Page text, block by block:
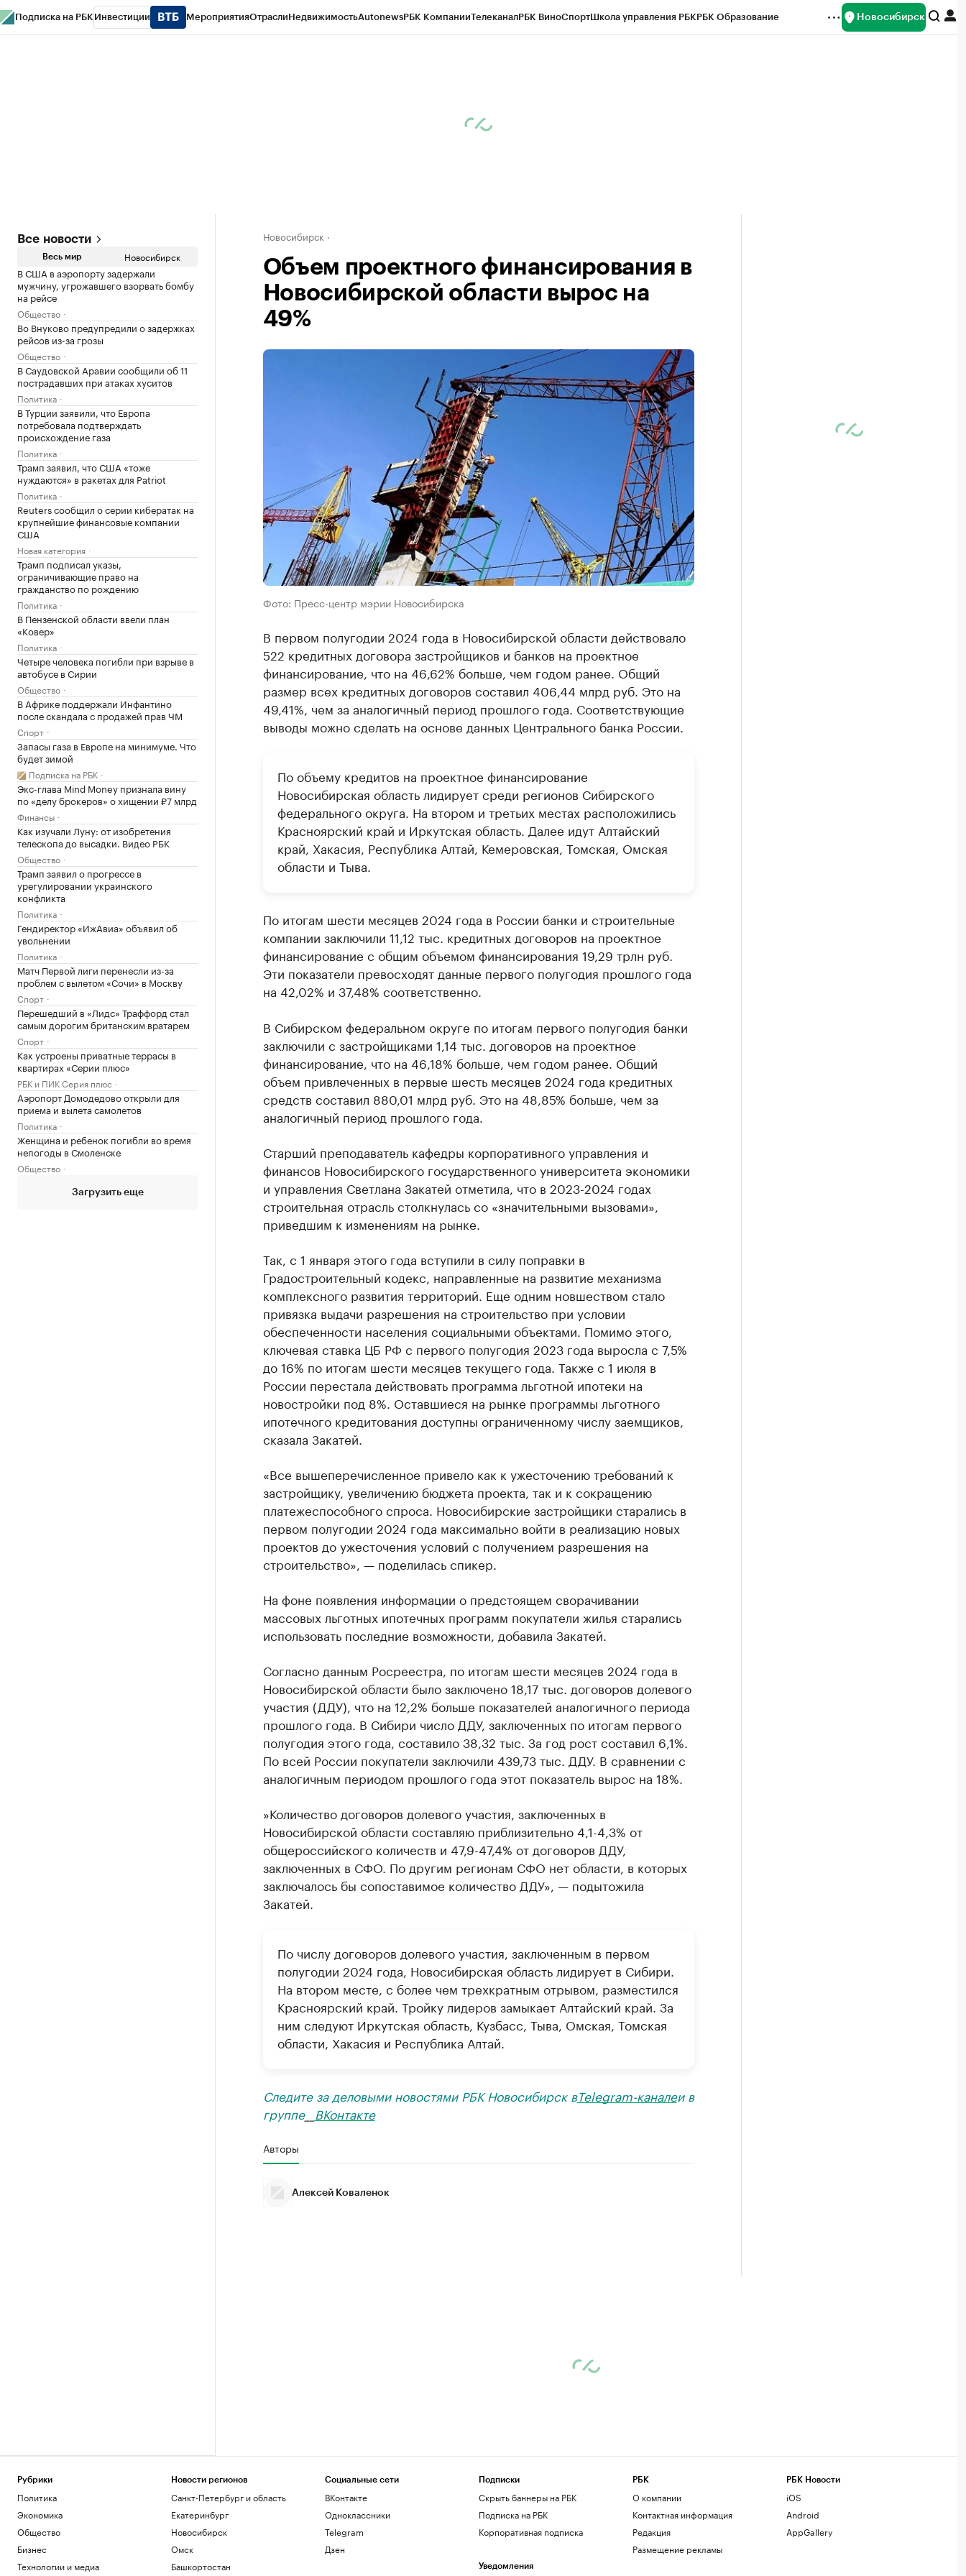
Подписка на РБК Инвестиции МероприятияОтраслиНедвижимостьAutonewsРБК КомпанииТелеканалРБК ВиноСпортШкола управления РБКРБК Образование Новосибирск
Все новости
Весь мир Новосибирск
В США в аэропорту задержали
мужчину, угрожавшего взорвать бомбу
на рейсе
Общество
Во Внуково предупредили о задержках
рейсов из-за грозы
Общество
В Саудовской Аравии сообщили об 11
пострадавших при атаках хуситов
Политика
В Турции заявили, что Европа
потребовала подтверждать
происхождение газа
Политика
Трамп заявил, что США «тоже
нуждаются» в ракетах для Patriot
Политика
Reuters сообщил о серии кибератак на
крупнейшие финансовые компании
США
Новая категория
Трамп подписал указы,
ограничивающие право на
гражданство по рождению
Политика
В Пензенской области ввели план
«Ковер»
Политика
Четыре человека погибли при взрыве в
автобусе в Сирии
Общество
В Африке поддержали Инфантино
после скандала с продажей прав ЧМ
Спорт
Запасы газа в Европе на минимуме. Что
будет зимой
Подписка на РБК
Экс-глава Mind Money признала вину
по «делу брокеров» о хищении ₽7 млрд
Финансы
Как изучали Луну: от изобретения
телескопа до высадки. Видео РБК
Общество
Трамп заявил о прогрессе в
урегулировании украинского
конфликта
Политика
Гендиректор «ИжАвиа» объявил об
увольнении
Политика
Матч Первой лиги перенесли из-за
проблем с вылетом «Сочи» в Москву
Спорт
Перешедший в «Лидс» Траффорд стал
самым дорогим британским вратарем
Спорт
Как устроены приватные террасы в
квартирах «Серии плюс»
РБК и ПИК Серия плюс
Аэропорт Домодедово открыли для
приема и вылета самолетов
Политика
Женщина и ребенок погибли во время
непогоды в Смоленске
Общество
Загрузить еще
Новосибирск
Объем проектного финансирования в
Новосибирской области вырос на
49%
Фото: Пресс-центр мэрии Новосибирска
В первом полугодии 2024 года в Новосибирской области действовало
522 кредитных договора застройщиков и банков на проектное
финансирование, что на 46,62% больше, чем годом ранее. Общий
размер всех кредитных договоров составил 406,44 млрд руб. Это на
49,41%, чем за аналогичный период прошлого года. Соответствующие
выводы можно сделать на основе данных Центрального банка России.
По объему кредитов на проектное финансирование
Новосибирская область лидирует среди регионов Сибирского
федерального округа. На втором и третьих местах расположились
Красноярский край и Иркутская область. Далее идут Алтайский
край, Хакасия, Республика Алтай, Кемеровская, Томская, Омская
области и Тыва.
По итогам шести месяцев 2024 года в России банки и строительные
компании заключили 11,12 тыс. кредитных договоров на проектное
финансирование с общим объемом финансирования 19,29 трлн руб.
Эти показатели превосходят данные первого полугодия прошлого года
на 42,02% и 37,48% соответственно.
В Сибирском федеральном округе по итогам первого полугодия банки
заключили с застройщиками 1,14 тыс. договоров на проектное
финансирование, что на 46,18% больше, чем годом ранее. Общий
объем привлеченных в первые шесть месяцев 2024 года кредитных
средств составил 880,01 млрд руб. Это на 48,85% больше, чем за
аналогичный период прошлого года.
Старший преподаватель кафедры корпоративного управления и
финансов Новосибирского государственного университета экономики
и управления Светлана Закатей отметила, что в 2023-2024 годах
строительная отрасль столкнулась со «значительными вызовами»,
приведшим к изменениям на рынке.
Так, с 1 января этого года вступили в силу поправки в
Градостроительный кодекс, направленные на развитие механизма
комплексного развития территорий. Еще одним новшеством стало
привязка выдачи разрешения на строительство при условии
обеспеченности населения социальными объектами. Помимо этого,
ключевая ставка ЦБ РФ с первого полугодия 2023 года выросла с 7,5%
до 16% по итогам шести месяцев текущего года. Также с 1 июля в
России перестала действовать программа льготной ипотеки на
новостройки под 8%. Оставшиеся на рынке программы льготного
ипотечного кредитования доступны ограниченному числу заемщиков,
сказала Закатей.
«Все вышеперечисленное привело как к ужесточению требований к
застройщику, увеличению бюджета проекта, так и к сокращению
платежеспособного спроса. Новосибирские застройщики старались в
первом полугодии 2024 года максимально войти в реализацию новых
проектов до ужесточения условий с получением разрешения на
строительство», — поделилась спикер.
На фоне появления информации о предстоящем сворачивании
массовых льготных ипотечных программ покупатели жилья старались
использовать последние возможности, добавила Закатей.
Согласно данным Росреестра, по итогам шести месяцев 2024 года в
Новосибирской области было заключено 18,17 тыс. договоров долевого
участия (ДДУ), что на 12,2% больше показателей аналогичного периода
прошлого года. В Сибири число ДДУ, заключенных по итогам первого
полугодия этого года, составило 38,32 тыс. За год рост составил 6,1%.
По всей России покупатели заключили 439,73 тыс. ДДУ. В сравнении с
аналогичным периодом прошлого года этот показатель вырос на 18%.
»Количество договоров долевого участия, заключенных в
Новосибирской области составляю приблизительно 4,1-4,3% от
общероссийского количеств и 47,9-47,4% от договоров ДДУ,
заключенных в СФО. По другим регионам СФО нет области, в которых
заключалось бы сопоставимое количество ДДУ», — подытожила
Закатей.
По числу договоров долевого участия, заключенным в первом
полугодии 2024 года, Новосибирская область лидирует в Сибири.
На втором месте, с более чем трехкратным отрывом, разместился
Красноярский край. Тройку лидеров замыкает Алтайский край. За
ним следуют Иркутская область, Кузбасс, Тыва, Омская, Томская
области, Хакасия и Республика Алтай.
Следите за деловыми новостями РБК Новосибирск вTelegram-каналеи в
группе__ ВКонтакте
Авторы
Алексей Коваленок
Рубрики
Политика
Экономика
Общество
Бизнес
Технологии и медиа
Новости регионов
Санкт-Петербург и область
Екатеринбург
Новосибирск
Омск
Башкортостан
Социальные сети
ВКонтакте
Одноклассники
Telegram
Дзен
Подписки
Скрыть баннеры на РБК
Подписка на РБК
Корпоративная подписка
Уведомления
РБК
О компании
Контактная информация
Редакция
Размещение рекламы
РБК Новости
iOS
Android
AppGallery